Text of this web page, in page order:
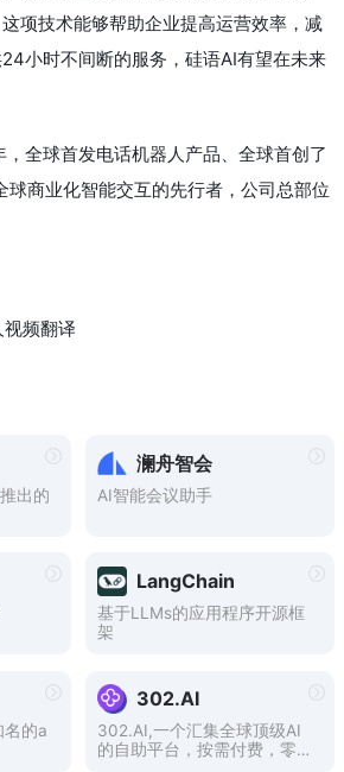
项技术能够帮助企业提高运营效率，减
小时不间断的服务，硅语AI有望在未来
全球首发电话机器人产品、全球首创了
球商业化智能交互的先行者，公司总部位
频翻译
出的
澜舟智会
AI智能会议助手
LangChain
基于LLMs的应用程序开源框
架
名的a
302.AI
302.AI,一个汇集全球顶级AI
的自助平台，按需付费，零月